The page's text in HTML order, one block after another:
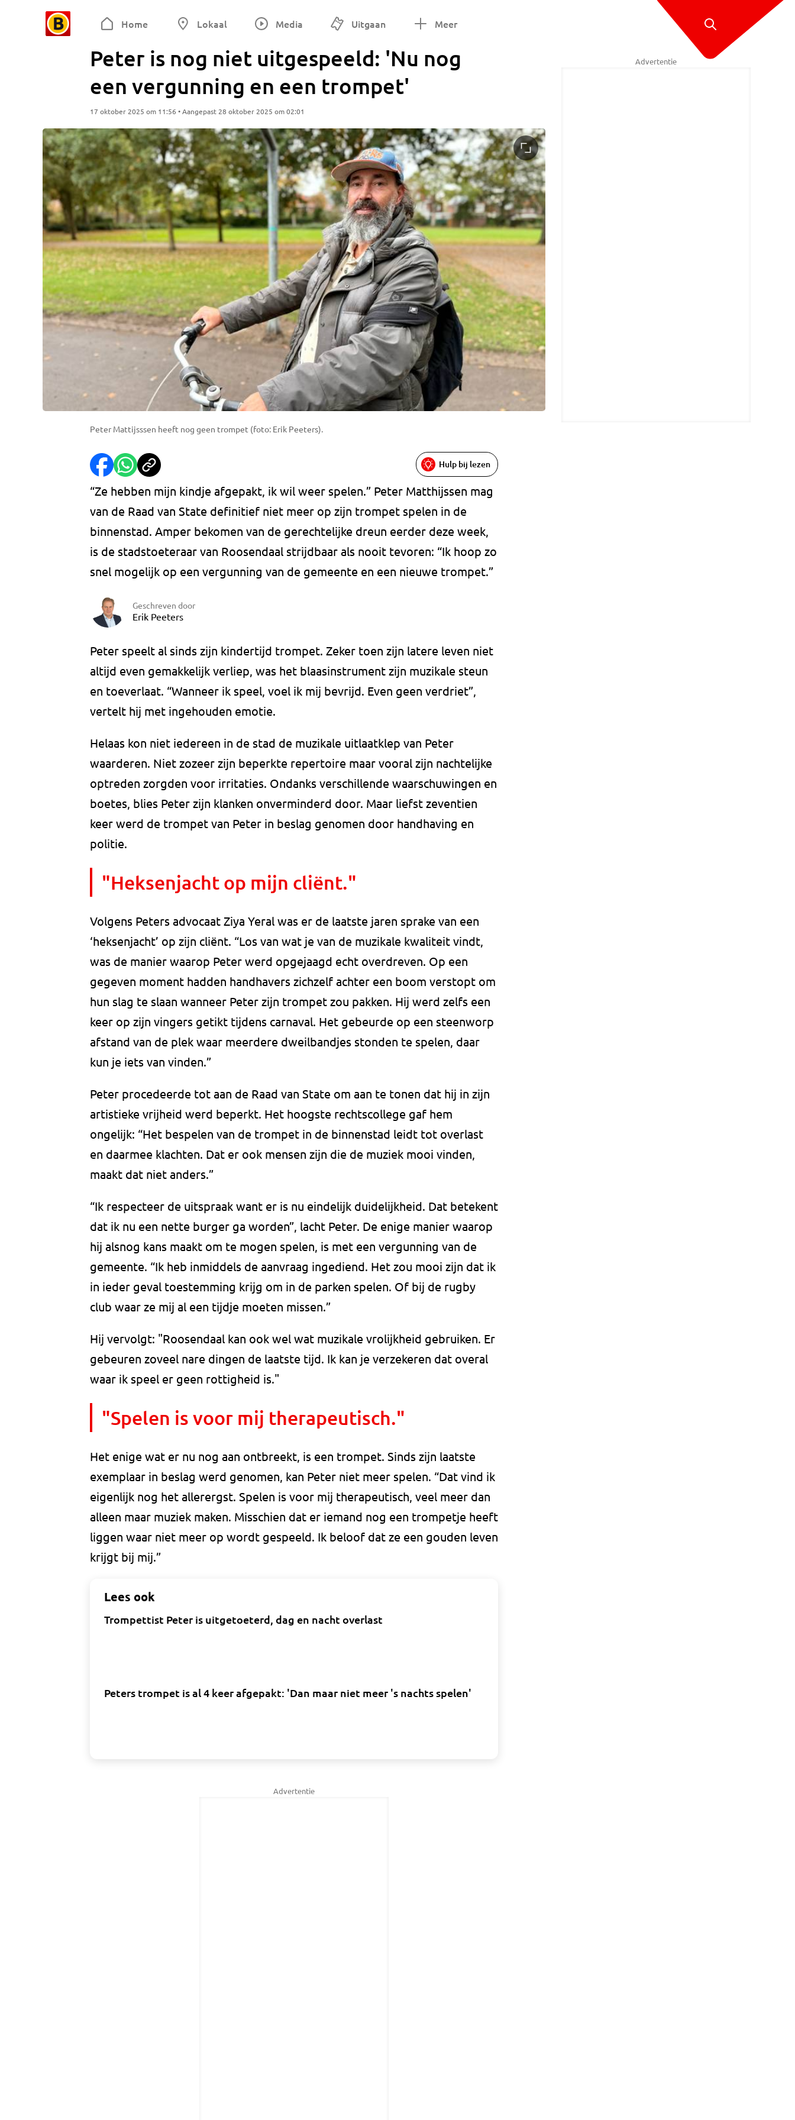
Home Lokaal Media Uitgaan Meer
Peter is nog niet uitgespeeld: 'Nu nog
een vergunning en een trompet'
17 oktober 2025 om 11:56 • Aangepast 28 oktober 2025 om 02:01
Peter Mattijsssen heeft nog geen trompet (foto: Erik Peeters).
Hulp bij lezen
“Ze hebben mijn kindje afgepakt, ik wil weer spelen.” Peter Matthijssen mag
van de Raad van State definitief niet meer op zijn trompet spelen in de
binnenstad. Amper bekomen van de gerechtelijke dreun eerder deze week,
is de stadstoeteraar van Roosendaal strijdbaar als nooit tevoren: “Ik hoop zo
snel mogelijk op een vergunning van de gemeente en een nieuwe trompet.”
Geschreven door
Erik Peeters
Peter speelt al sinds zijn kindertijd trompet. Zeker toen zijn latere leven niet
altijd even gemakkelijk verliep, was het blaasinstrument zijn muzikale steun
en toeverlaat. “Wanneer ik speel, voel ik mij bevrijd. Even geen verdriet”,
vertelt hij met ingehouden emotie.
Helaas kon niet iedereen in de stad de muzikale uitlaatklep van Peter
waarderen. Niet zozeer zijn beperkte repertoire maar vooral zijn nachtelijke
optreden zorgden voor irritaties. Ondanks verschillende waarschuwingen en
boetes, blies Peter zijn klanken onverminderd door. Maar liefst zeventien
keer werd de trompet van Peter in beslag genomen door handhaving en
politie.
"Heksenjacht op mijn cliënt."
Volgens Peters advocaat Ziya Yeral was er de laatste jaren sprake van een
‘heksenjacht’ op zijn cliënt. “Los van wat je van de muzikale kwaliteit vindt,
was de manier waarop Peter werd opgejaagd echt overdreven. Op een
gegeven moment hadden handhavers zichzelf achter een boom verstopt om
hun slag te slaan wanneer Peter zijn trompet zou pakken. Hij werd zelfs een
keer op zijn vingers getikt tijdens carnaval. Het gebeurde op een steenworp
afstand van de plek waar meerdere dweilbandjes stonden te spelen, daar
kun je iets van vinden.”
Peter procedeerde tot aan de Raad van State om aan te tonen dat hij in zijn
artistieke vrijheid werd beperkt. Het hoogste rechtscollege gaf hem
ongelijk: “Het bespelen van de trompet in de binnenstad leidt tot overlast
en daarmee klachten. Dat er ook mensen zijn die de muziek mooi vinden,
maakt dat niet anders.”
“Ik respecteer de uitspraak want er is nu eindelijk duidelijkheid. Dat betekent
dat ik nu een nette burger ga worden”, lacht Peter. De enige manier waarop
hij alsnog kans maakt om te mogen spelen, is met een vergunning van de
gemeente. “Ik heb inmiddels de aanvraag ingediend. Het zou mooi zijn dat ik
in ieder geval toestemming krijg om in de parken spelen. Of bij de rugby
club waar ze mij al een tijdje moeten missen.”
Hij vervolgt: "Roosendaal kan ook wel wat muzikale vrolijkheid gebruiken. Er
gebeuren zoveel nare dingen de laatste tijd. Ik kan je verzekeren dat overal
waar ik speel er geen rottigheid is."
"Spelen is voor mij therapeutisch."
Het enige wat er nu nog aan ontbreekt, is een trompet. Sinds zijn laatste
exemplaar in beslag werd genomen, kan Peter niet meer spelen. “Dat vind ik
eigenlijk nog het allerergst. Spelen is voor mij therapeutisch, veel meer dan
alleen maar muziek maken. Misschien dat er iemand nog een trompetje heeft
liggen waar niet meer op wordt gespeeld. Ik beloof dat ze een gouden leven
krijgt bij mij.”
Lees ook
Trompettist Peter is uitgetoeterd, dag en nacht overlast
Peters trompet is al 4 keer afgepakt: 'Dan maar niet meer 's nachts spelen'
Advertentie
Advertentie